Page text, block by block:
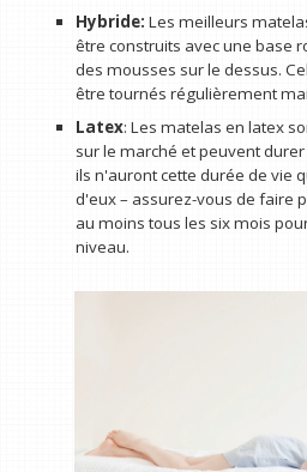
Hybride: Les meilleurs
être construits avec une base
des mousses sur le dessus.
être tournés régulièrement
Latex: Les matelas en latex
sur le marché et peuvent
ils n'auront cette durée de vie
d'eux – assurez-vous de faire
au moins tous les six mois
niveau.